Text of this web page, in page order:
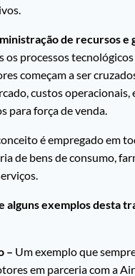
de recursos e
os processos
começam a ser
custos operacionais,
para força de venda.
é empregado em
de bens de consumo,
alguns exemplos desta
– Um exemplo que
em parceria com a